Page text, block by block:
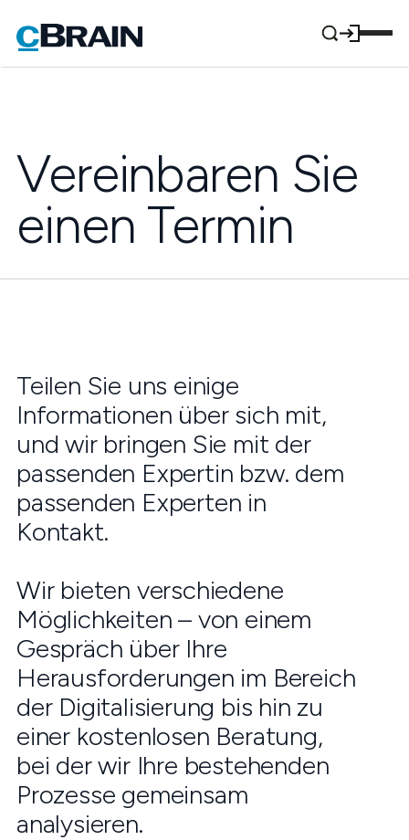
Vereinbaren Sie
einen Termin
Teilen Sie uns einige
Informationen über sich mit,
und wir bringen Sie mit der
passenden Expertin bzw. dem
passenden Experten in
Kontakt.
Wir bieten verschiedene
Möglichkeiten – von einem
Gespräch über Ihre
Herausforderungen im Bereich
der Digitalisierung bis hin zu
einer kostenlosen Beratung,
bei der wir Ihre bestehenden
Prozesse gemeinsam
analysieren.